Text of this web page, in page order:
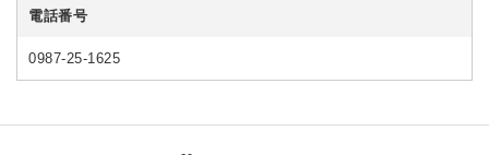
電話番号
0987-25-1625